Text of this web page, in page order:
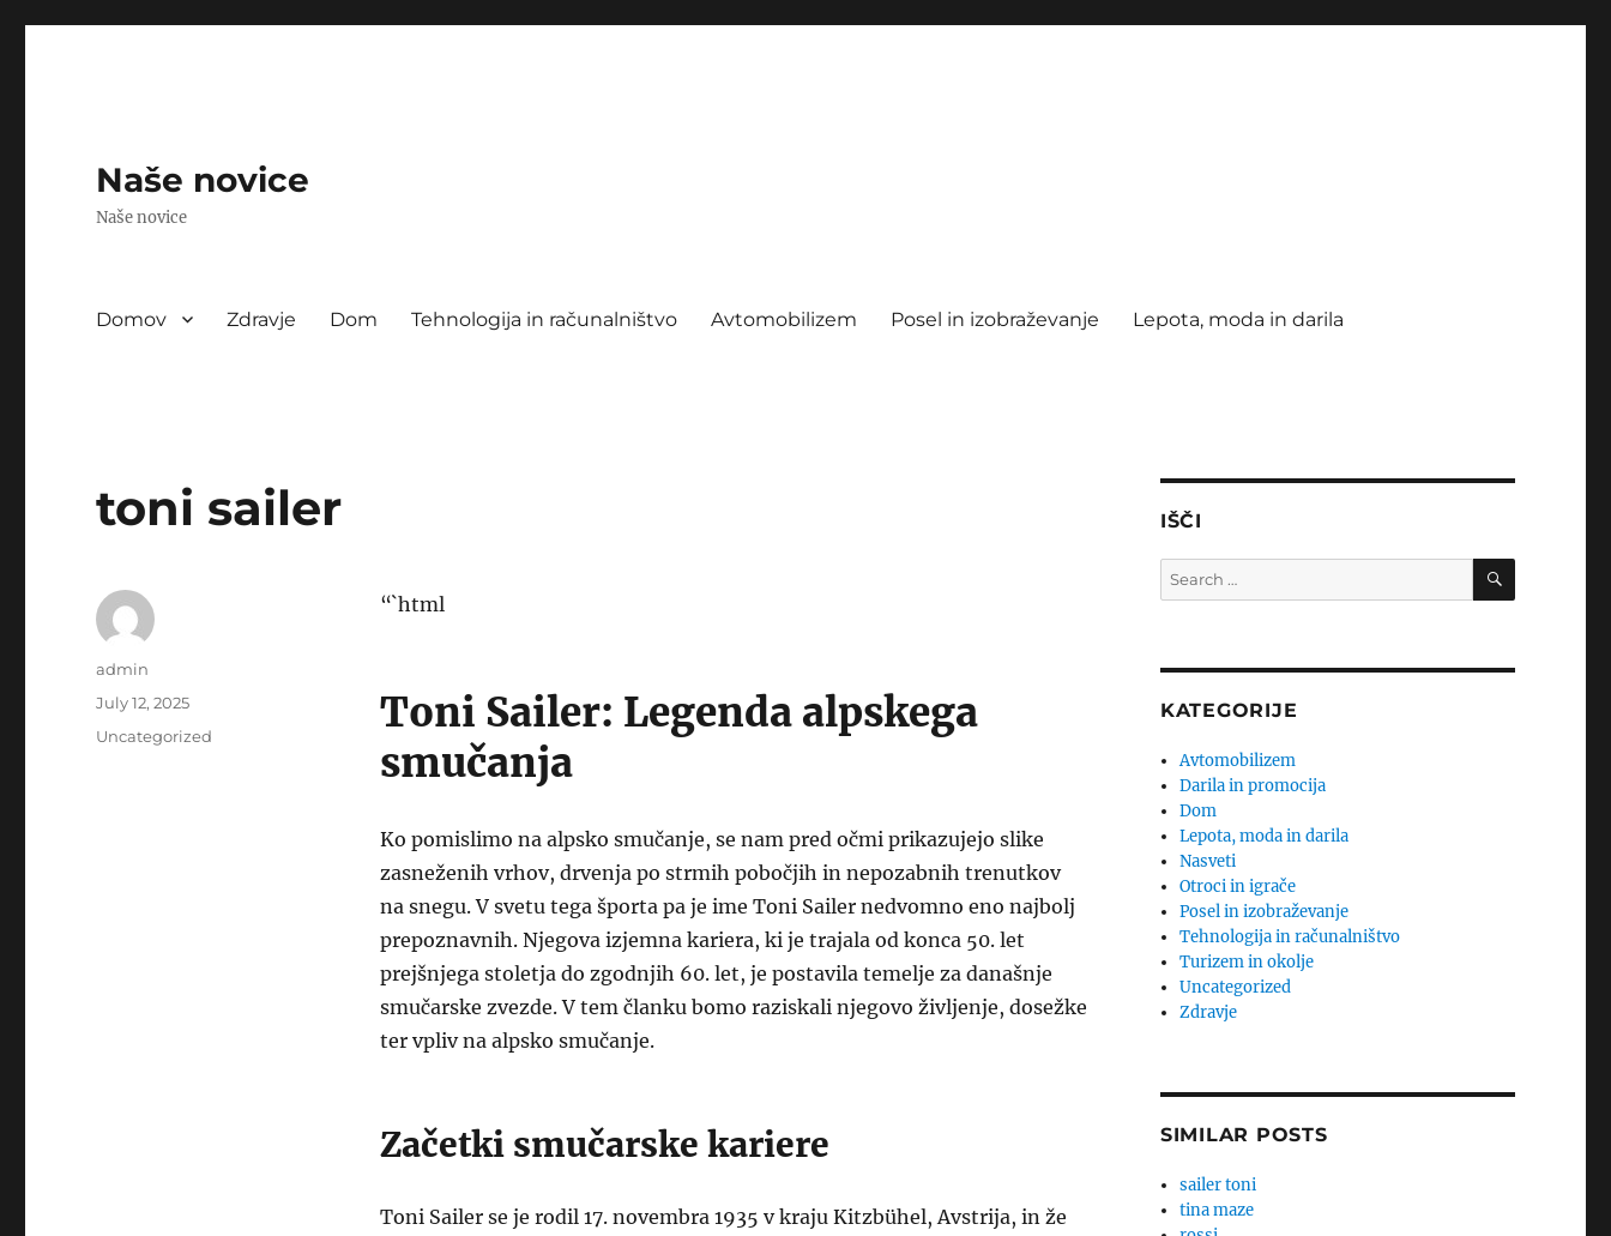
Naše novice
Naše novice
Domov Zdravje Dom Tehnologija in računalništvo Avtomobilizem Posel in izobraževanje Lepota, moda in darila
toni sailer
“`html
Toni Sailer: Legenda alpskega
smučanja
Ko pomislimo na alpsko smučanje, se nam pred očmi prikazujejo slike
zasneženih vrhov, drvenja po strmih pobočjih in nepozabnih trenutkov
na snegu. V svetu tega športa pa je ime Toni Sailer nedvomno eno najbolj
prepoznavnih. Njegova izjemna kariera, ki je trajala od konca 50. let
prejšnjega stoletja do zgodnjih 60. let, je postavila temelje za današnje
smučarske zvezde. V tem članku bomo raziskali njegovo življenje, dosežke
ter vpliv na alpsko smučanje.
Začetki smučarske kariere
Toni Sailer se je rodil 17. novembra 1935 v kraju Kitzbühel, Avstrija, in že
Author
admin
Posted
July 12, 2025
Categories
Uncategorized
IŠČI
Search
for:
SEARCH
KATEGORIJE
Avtomobilizem
Darila in promocija
Dom
Lepota, moda in darila
Nasveti
Otroci in igrače
Posel in izobraževanje
Tehnologija in računalništvo
Turizem in okolje
Uncategorized
Zdravje
SIMILAR POSTS
sailer toni
tina maze